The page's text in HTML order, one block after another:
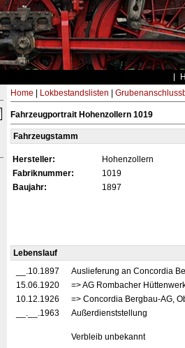
Home Lokbestandslisten
Fahrzeugportrait Hohenzollern 1019
Fahrzeugstamm
Hersteller:
Hohenzollern
Fabriknummer:
1019
Baujahr:
1897
Lebenslauf
__.10.1897
Auslieferung an Concordia
15.06.1920
=> AG Rombacher
10.12.1926
=> Concordia Bergbau-AG,
__.__.1963
Außerdienststellung
Verbleib unbekannt